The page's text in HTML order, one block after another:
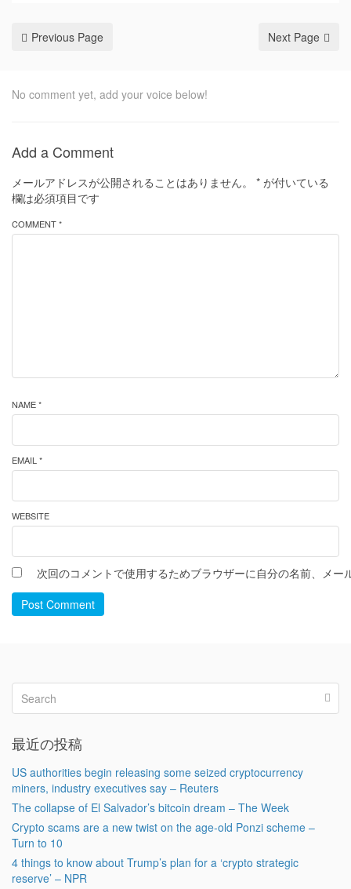
Previous Page Next Page
No comment yet, add your voice below!
Add a Comment
メールアドレスが公開されることはありません。 * が付いている
欄は必須項目です
COMMENT *
NAME *
EMAIL *
WEBSITE
次回のコメントで使用するためブラウザーに自分の名前、メー
Post Comment
最近の投稿
US authorities begin releasing some seized cryptocurrency
miners, industry executives say – Reuters
The collapse of El Salvador’s bitcoin dream – The Week
Crypto scams are a new twist on the age-old Ponzi scheme –
Turn to 10
4 things to know about Trump’s plan for a ‘crypto strategic
reserve’ – NPR